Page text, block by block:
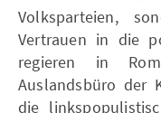
Volksparteien,
Vertrauen in die
regieren in
Auslandsbüro der
die